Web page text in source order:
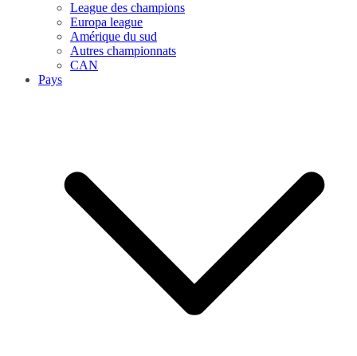
League des champions
Europa league
Amérique du sud
Autres championnats
CAN
Pays